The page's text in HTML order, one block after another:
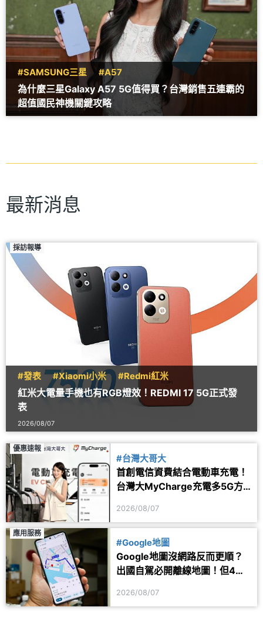
#SAMSUNG三星 #A57
為什麼三星Galaxy A57 5G值得買？台灣銷售五連霸的
超值國民神機關鍵攻略
最新消息
採訪報導
#發表 #Xiaomi小米 #Redmi紅米
紅米大電量手機也有RGB燈效！REDMI 17 5G正式發
表
2026/08/07
優惠速報
#台灣大哥大
首創電信資費結合電動車充電！
台灣大MyCharge充電多5G方
2026/08/07
應用服務
#Google地圖
Google地圖沒網路反而更順？
出國自駕必開離線地圖！但4項
2026/08/07